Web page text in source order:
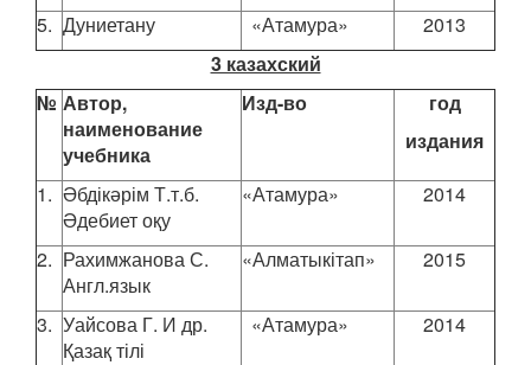
5. Дуниетану «Атамура»
2013
3 казахский
№ Автор,
наименование
учебника
Изд-во
год
издания
1. Әбдікәрім Т.т.б.
Әдебиет оқу
«Атамура» 2014
2. Рахимжанова С.
Англ.язык
«Алматыкітап» 2015
3. Уайсова Г. И др.
Қазақ тілі
«Атамура» 2014